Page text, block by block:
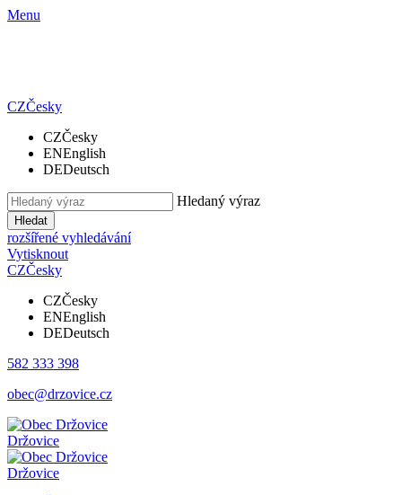
Menu
CZČesky
CZČesky
ENEnglish
DEDeutsch
Hledaný výraz
Hledat
rozšířené vyhledávání
Vytisknout
CZČesky
CZČesky
ENEnglish
DEDeutsch
582 333 398
obec@drzovice.cz
Držovice
Držovice